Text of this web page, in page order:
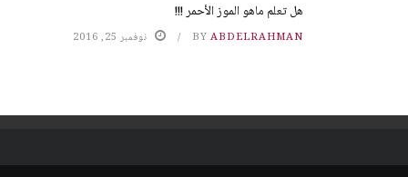
هل تعلم ماهو الموز الأحمر !!!
BY ABDELRAHMAN نوفمبر 25, 2016